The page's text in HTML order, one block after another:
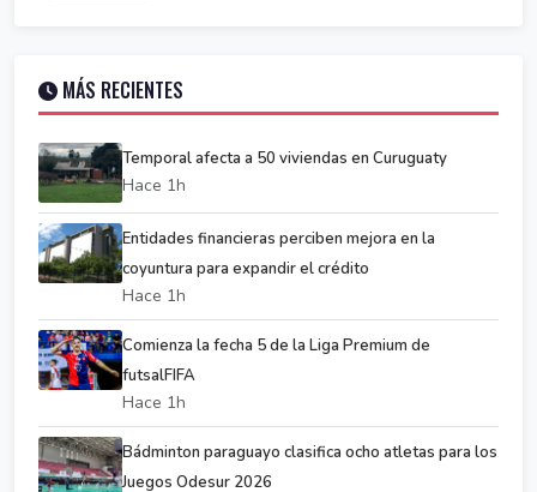
MÁS RECIENTES
Temporal afecta a 50 viviendas en Curuguaty
Hace 1h
Entidades financieras perciben mejora en la
coyuntura para expandir el crédito
Hace 1h
Comienza la fecha 5 de la Liga Premium de
futsalFIFA
Hace 1h
Bádminton paraguayo clasifica ocho atletas para los
Juegos Odesur 2026